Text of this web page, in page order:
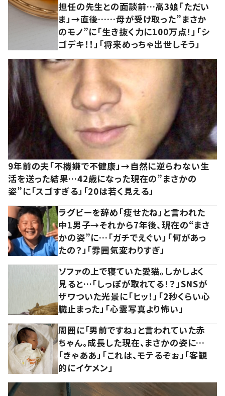
担任の先生との面談前…高3娘「ただい
ま」→直後……母が受け取った”まさか
のモノ”に「生き抜く力に100万点！」「シ
ゴデキ！！」「将来めっちゃ出世しそう」
9年前の夫「不機嫌で不健康」→自然に逆らわない生
活を送った結果…42歳になった現在の”まさかの
姿”に「スゴすぎる」「20は若く見える」
ラグビーを辞め「痩せたね」と言われた
中1男子→それから7年後、現在の“まさ
かの姿”に…「ガチでえぐい」「何があっ
たの？」「雰囲気変わりすぎ」
ソファの上で寝ていた愛猫。しかしよく
見ると…「しっぽが取れてる！？」SNSが
ザワついた光景に「ヒッ！」「2秒くらい心
臓止まった」「心霊写真より怖い」
周囲に「男前ですね」と言われていた赤
ちゃん。成長した現在、まさかの姿に…
「きゃああ」「これは、モテるぞぉ」「客観
的にイケメン」